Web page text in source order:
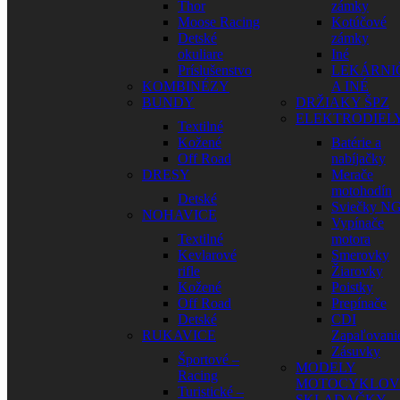
Thor
Moose Racing
Detské
okuliare
Príslušenstvo
KOMBINÉZY
BUNDY
Textilné
Kožené
Off Road
DRESY
Detské
NOHAVICE
Textilné
Kevlarové
rifle
Kožené
Off Road
Detské
RUKAVICE
Športové –
Racing
Turistické –
zámky
Kotúčové
zámky
Iné
A INÉ
DRŽIAKY ŠPZ
Batérie a
nabíjačky
Merače
motohodín
Sviečky
Vypínače
motora
Smerovky
Žiarovky
Poistky
Prepínače
CDI
Zásuvky
MODELY